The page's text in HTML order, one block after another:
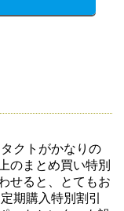
クトがかなりの
のまとめ買い特別
せると、とてもお
期購入特別割引